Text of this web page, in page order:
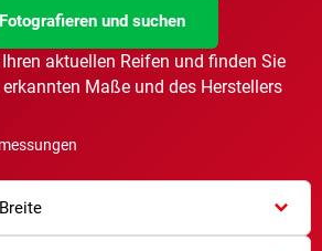
Fotografieren und suchen
aktuellen Reifen und finden Sie
Maße und des Herstellers
Breite